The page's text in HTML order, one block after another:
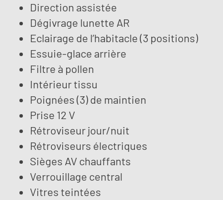
Direction assistée
Dégivrage lunette AR
Eclairage de l’habitacle (3 positions)
Essuie-glace arrière
Filtre à pollen
Intérieur tissu
Poignées (3) de maintien
Prise 12 V
Rétroviseur jour/nuit
Rétroviseurs électriques
Sièges AV chauffants
Verrouillage central
Vitres teintées